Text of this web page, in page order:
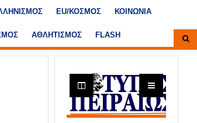
ΕU/ΚΟΣΜΟΣ ΚΟΙΝΩΝΙΑ
ΑΘΛΗΤΙΣΜΟΣ FLASH